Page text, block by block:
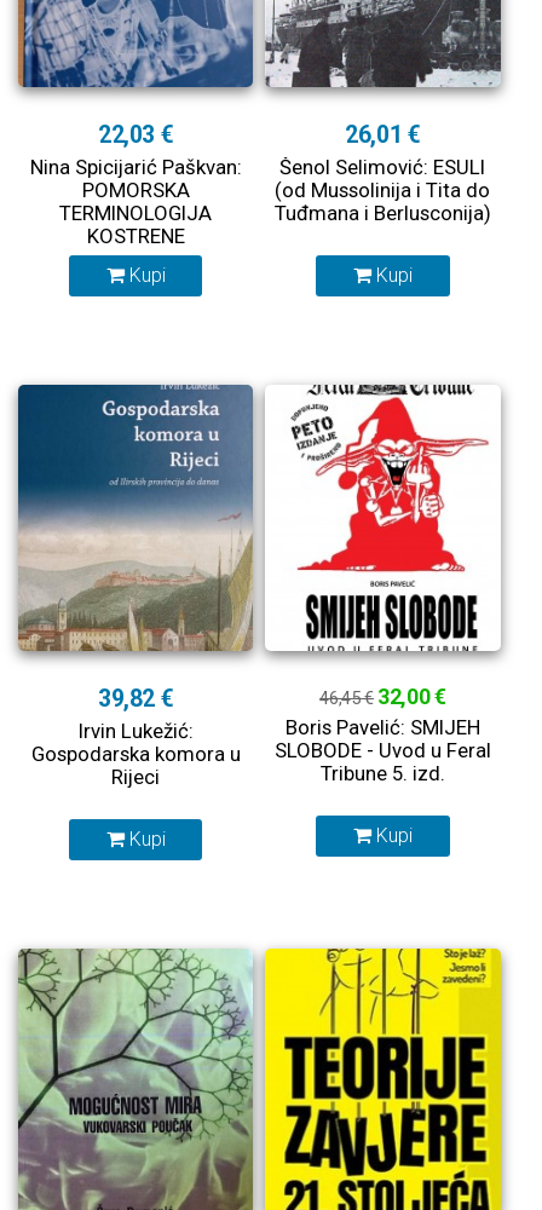
22,03 €
Nina Spicijarić Paškvan:
POMORSKA
TERMINOLOGIJA
KOSTRENE
Kupi
26,01 €
Šenol Selimović: ESULI
(od Mussolinija i Tita do
Tuđmana i Berlusconija)
Kupi
39,82 €
Irvin Lukežić:
Gospodarska komora u
Rijeci
Kupi
46,45 € 32,00 €
Boris Pavelić: SMIJEH
SLOBODE - Uvod u Feral
Tribune 5. izd.
Kupi